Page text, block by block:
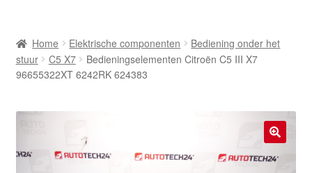
Algemene voorwaarden
Betalingen
Home Elektrische componenten
Bediening onder het
stuur
C5 X7
Bedieningselementen Citroën C5 III X7
96655322XT 6242RK 624383
🔍